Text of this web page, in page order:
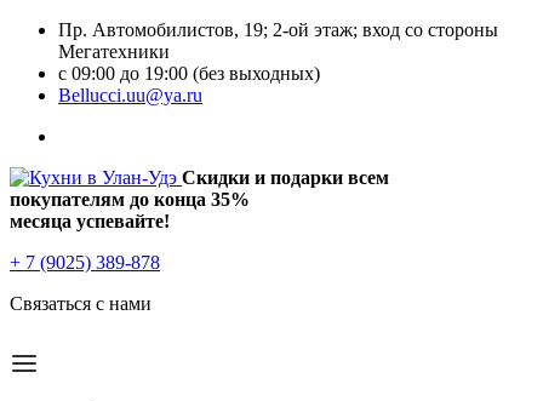
Пр. Автомобилистов, 19; 2-ой этаж; вход со стороны
Мегатехники
с 09:00 до 19:00 (без выходных)
Bellucci.uu@ya.ru
Скидки и подарки всем
покупателям до конца 35%
месяца успевайте!
+ 7 (9025) 389-878
Связаться с нами